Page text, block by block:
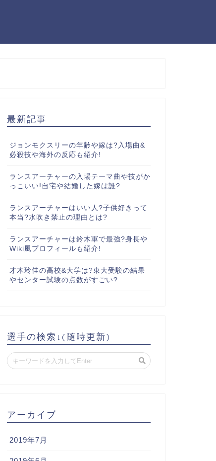
最新記事
ジョンモクスリーの年齢や嫁は?入場曲&
必殺技や海外の反応も紹介!
ランスアーチャーの入場テーマ曲や技がか
っこいい!自宅や結婚した嫁は誰?
ランスアーチャーはいい人?子供好きって
本当?水吹き禁止の理由とは?
ランスアーチャーは鈴木軍で最強?身長や
Wiki風プロフィールも紹介!
才木玲佳の高校&大学は?東大受験の結果
やセンター試験の点数がすごい?
選手の検索↓(随時更新)
アーカイブ
2019年7月